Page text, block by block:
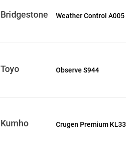
Bridgestone Weather Control A005
Toyo Observe S944
Kumho Crugen Premium KL33